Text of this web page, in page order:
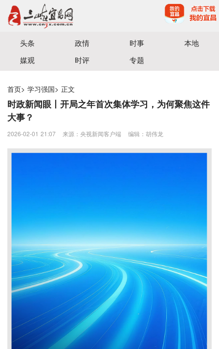
宜昌三峡融媒体中心主办
头条 政情 时事
本地
媒观
时评 专题
首页> 学习强国> 正文
时政新闻眼丨开局之年首次集体学习，为何聚焦这件
大事？
2026-02-01 21:07 来源：央视新闻客户端 编辑：胡伟龙